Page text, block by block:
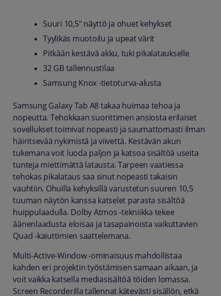
Suuri 10,5" näyttö ja ohuet kehykset
Tyylikäs muotoilu ja upeat värit
Pitkään kestävä akku, tuki pikalataukselle
32 GB tallennustilaa
Samsung Knox -tietoturva-alusta
Samsung Galaxy Tab A8 takaa huimaa tehoa ja
nopeutta. Tehokkaan suorittimen ansiosta erilaiset
sovellukset toimivat nopeasti ja saumattomasti ilman
häiritsevää nykimistä ja viivettä. Kestävän akun
tukemana voit luoda paljon ja katsoa sisältöä useita
tunteja miettimättä latausta. Tarpeen vaatiessa
tehokas pikalataus saa sinut nopeasti takaisin
vauhtiin. Ohuilla kehyksillä varustetun suuren 10,5
tuuman näytön kanssa katselet parasta sisältöä
huippulaadulla. Dolby Atmos -tekniikka tekee
äänenlaadusta eloisaa ja tasapainoista vaikuttavien
Quad -kaiuttimien saattelemana.
Multi-Active-Window -ominaisuus mahdollistaa
kahden eri projektin työstämisen samaan aikaan, ja
voit vaikka katsella mediasisältöä töiden lomassa.
Screen Recorderilla tallennat kätevästi sisällön, etkä